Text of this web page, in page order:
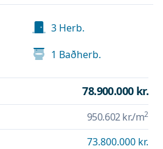
3 Herb.
1 Baðherb.
78.900.000 kr.
950.602 kr./m2
73.800.000 kr.